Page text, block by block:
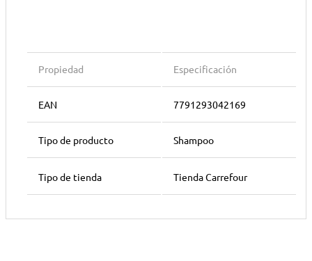
Propiedad Especificación
EAN 7791293042169
Tipo de producto Shampoo
Tipo de tienda Tienda Carrefour